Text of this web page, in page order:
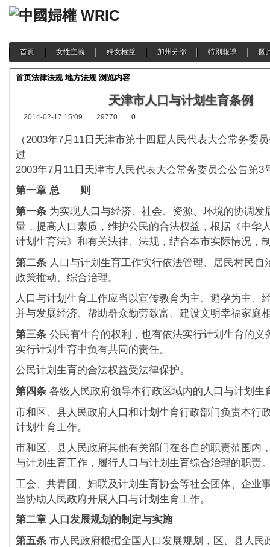
首頁 女性主義 婦女權益 加州分部 特別報導 圖
首页法律法规 地方法规 浏览内容
天津市人口与计划生育条例
2014-02-17 15:09 29770 0
（2003年7月11日天津市第十四届人民代表大会常务委
过
2003年7月11日天津市人民代表大会常务委员会公告第3
第一章 总 则
第一条 为实现人口与经济、社会、资源、环境的协调发
量，提高人口素质，维护公民的合法权益，根据《中华
计划生育法》和有关法律、法规，结合本市实际情况，
第二条 人口与计划生育工作实行依法管理、居民村民自
政策推动、综合治理。
人口与计划生育工作应当以宣传教育为主、避孕为主、
并与发展经济、帮助群众勤劳致富、建设文明幸福家庭
第三条 公民有生育的权利，也有依法实行计划生育的义
实行计划生育中负有共同的责任。
公民计划生育的合法权益受法律保护。
第四条 各级人民政府领导本行政区域内的人口与计划生
市和区、县人民政府人口和计划生育行政部门负责本行
计划生育工作。
市和区、县人民政府其他有关部门在各自的职责范围内
与计划生育工作，履行人口与计划生育综合治理的职责
工会、共青团、妇联及计划生育协会等社会团体、企业
当协助人民政府开展人口与计划生育工作。
第二章 人口发展规划的制定与实施
第五条 市人民政府根据全国人口发展规划，区、县人民